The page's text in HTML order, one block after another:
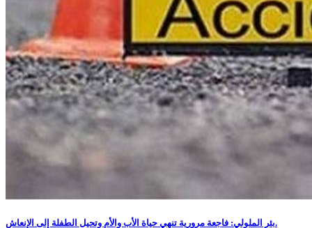
بئر الملولي: فاجعة مرورية تنهي حياة الأب والأم وتحيل الطفلة إلى الإنعاش.